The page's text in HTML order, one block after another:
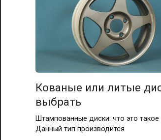
Кованые или литые
выбрать
Штампованные диски: что это такое
Данный тип производится